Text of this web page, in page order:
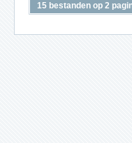
15 bestanden op 2